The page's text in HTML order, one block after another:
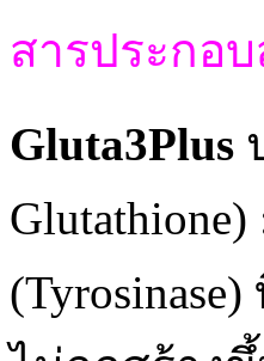
สารประกอ
Gluta3Plus